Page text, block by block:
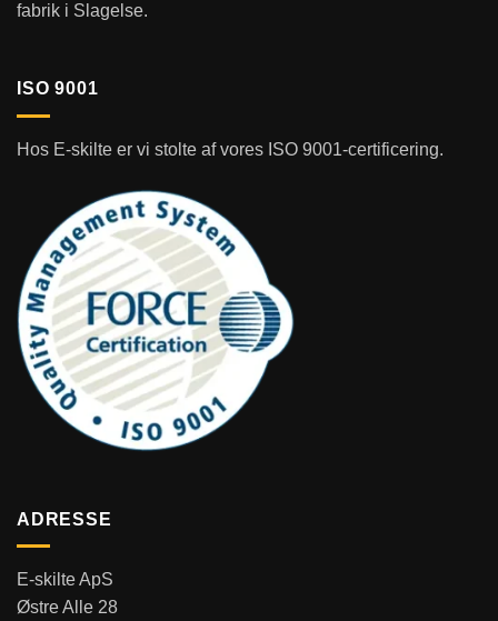
fabrik i Slagelse.
ISO 9001
Hos E-skilte er vi stolte af vores ISO 9001-certificering.
ADRESSE
E-skilte ApS
Østre Alle 28